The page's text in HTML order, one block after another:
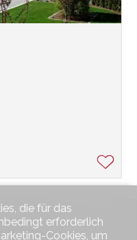
die für das
erforderlich
Cookies, um